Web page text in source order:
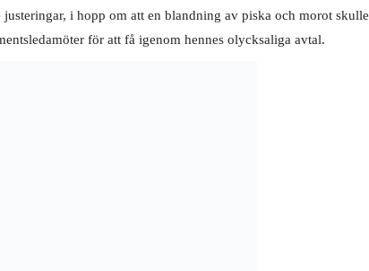
i hopp om att en blandning av piska och morot skulle
för att få igenom hennes olycksaliga avtal.